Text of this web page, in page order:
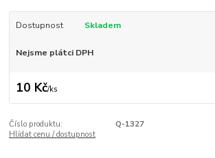
Dostupnost Skladem
Nejsme plátci DPH
10 Kč/ks
Číslo produktu:
Q-1327
Hlídat cenu / dostupnost